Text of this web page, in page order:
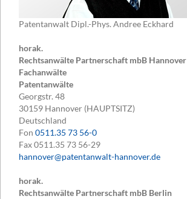
Patentanwalt Dipl.-Phys. Andree Eckhard
horak.
Rechtsanwälte Partnerschaft mbB Hannover
Fachanwälte
Patentanwälte
Georgstr. 48
30159 Hannover (HAUPTSITZ)
Deutschland
Fon 0511.35 73 56-0
Fax0511.35 73 56-29
hannover@patentanwalt-hannover.de
horak.
Rechtsanwälte Partnerschaft mbB Berlin